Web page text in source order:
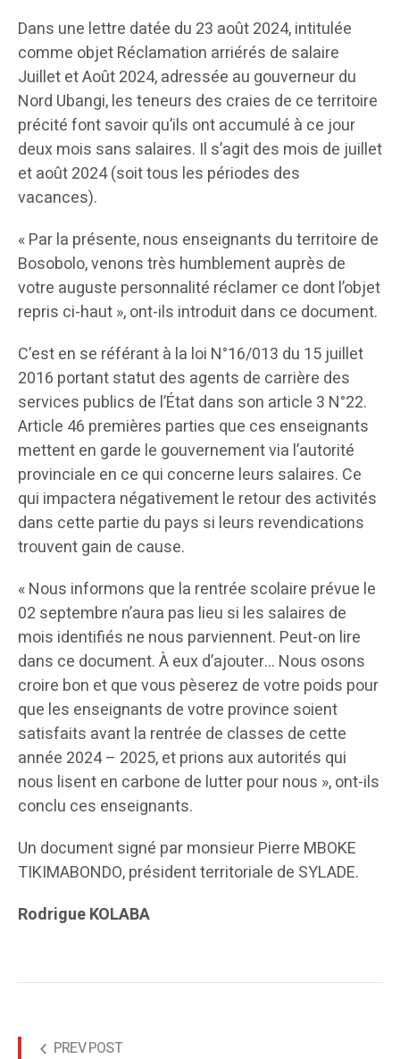
Dans une lettre datée du 23 août 2024, intitulée
comme objet Réclamation arriérés de salaire
Juillet et Août 2024, adressée au gouverneur du
Nord Ubangi, les teneurs des craies de ce territoire
précité font savoir qu’ils ont accumulé à ce jour
deux mois sans salaires. Il s’agit des mois de juillet
et août 2024 (soit tous les périodes des
vacances).
« Par la présente, nous enseignants du territoire de
Bosobolo, venons très humblement auprès de
votre auguste personnalité réclamer ce dont l’objet
repris ci-haut », ont-ils introduit dans ce document.
C’est en se référant à la loi N°16/013 du 15 juillet
2016 portant statut des agents de carrière des
services publics de l’État dans son article 3 N°22.
Article 46 premières parties que ces enseignants
mettent en garde le gouvernement via l’autorité
provinciale en ce qui concerne leurs salaires. Ce
qui impactera négativement le retour des activités
dans cette partie du pays si leurs revendications
trouvent gain de cause.
« Nous informons que la rentrée scolaire prévue le
02 septembre n’aura pas lieu si les salaires de
mois identifiés ne nous parviennent. Peut-on lire
dans ce document. À eux d’ajouter… Nous osons
croire bon et que vous pèserez de votre poids pour
que les enseignants de votre province soient
satisfaits avant la rentrée de classes de cette
année 2024 – 2025, et prions aux autorités qui
nous lisent en carbone de lutter pour nous », ont-ils
conclu ces enseignants.
Un document signé par monsieur Pierre MBOKE
TIKIMABONDO, président territoriale de SYLADE.
Rodrigue KOLABA
PREV POST